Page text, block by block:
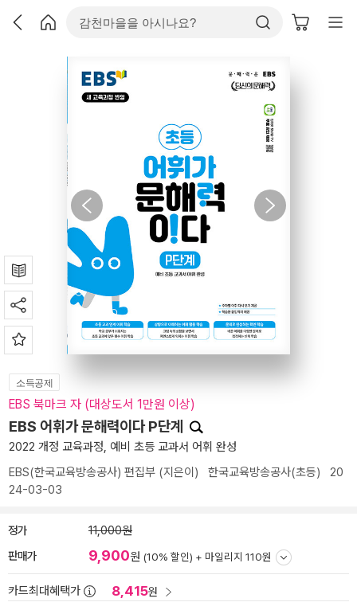
소득공제
EBS 북마크 자 (대상도서 1만원 이상)
EBS 어휘가 문해력이다 P단계
2022 개정 교육과정, 예비 초등 교과서 어휘 완성
EBS(한국교육방송공사) 편집부 (지은이) 한국교육방송공사(초등) 20
24-03-03
정가 11,000원
판매가 9,900원 (10% 할인) + 마일리지 110원
카드최대혜택가 8,415원